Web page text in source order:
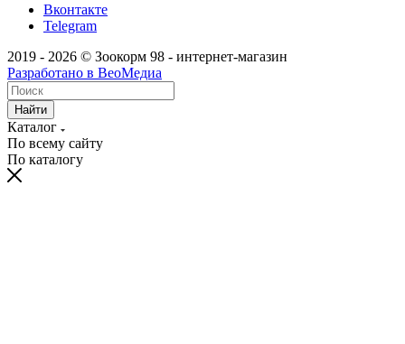
Вконтакте
Telegram
2019 - 2026 © Зоокорм 98 - интернет-магазин
Разработано в ВеоМедиа
Найти
Каталог
По всему сайту
По каталогу